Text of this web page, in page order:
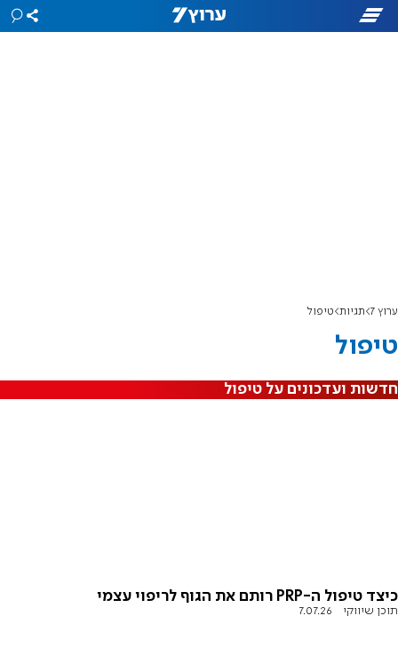
ערוץ 7 תגיות טיפול
טיפול
חדשות ועדכונים על טיפול
כיצד טיפול ה-PRP רותם את הגוף לריפוי עצמי
תוכן שיווקי 7.07.26